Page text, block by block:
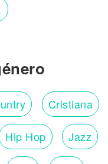
Cristiana
Hip Hop Jazz